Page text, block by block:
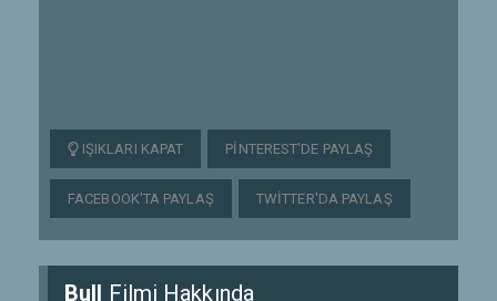
IŞIKLARI KAPAT PINTEREST'DE PAYLAŞ
FACEBOOK'TA PAYLAŞ TWITTER'DA PAYLAŞ
Bull Filmi Hakkında